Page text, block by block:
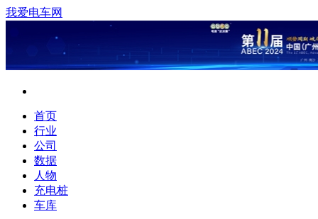
我爱电车网
首页
行业
公司
数据
人物
充电桩
车库